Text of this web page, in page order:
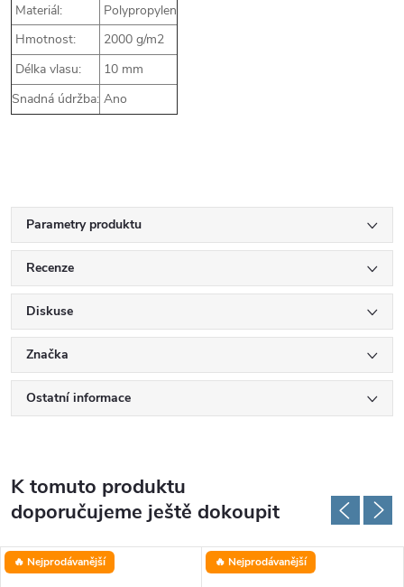
Materiál:
Polypropylen
Hmotnost:
2000 g/m2
Délka vlasu:
10 mm
Snadná údržba: Ano
Parametry produktu
Recenze
Diskuse
Značka
Ostatní informace
K tomuto produktu
doporučujeme ještě dokoupit
🔥 Nejprodávanější 🔥 Nejprodávanější